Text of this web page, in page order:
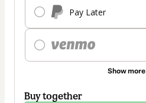
Pay Later
Show more
Buy together